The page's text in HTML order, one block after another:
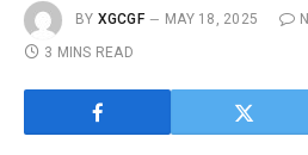
BY XGCGF MAY 18, 2025
3 MINS READ